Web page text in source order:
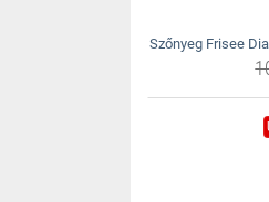
Szőnyeg Frisee